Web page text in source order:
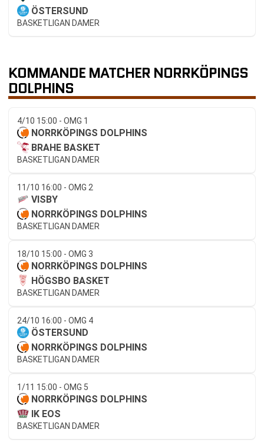
ÖSTERSUND
BASKETLIGAN DAMER
KOMMANDE MATCHER NORRKÖPINGS
DOLPHINS
4/10 15:00 - OMG 1
NORRKÖPINGS DOLPHINS
BRAHE BASKET
BASKETLIGAN DAMER
11/10 16:00 - OMG 2
VISBY
NORRKÖPINGS DOLPHINS
BASKETLIGAN DAMER
18/10 15:00 - OMG 3
NORRKÖPINGS DOLPHINS
HÖGSBO BASKET
BASKETLIGAN DAMER
24/10 16:00 - OMG 4
ÖSTERSUND
NORRKÖPINGS DOLPHINS
BASKETLIGAN DAMER
1/11 15:00 - OMG 5
NORRKÖPINGS DOLPHINS
IK EOS
BASKETLIGAN DAMER